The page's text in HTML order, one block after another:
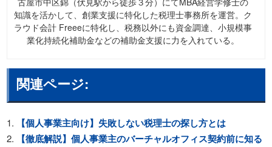
知識を活かして、創業支援に特化した税理士事務所を運営。ク
ラウド会計 Freeeに特化し、税務以外にも資金調達、小規模事
業化持続化補助金などの補助金支援に力を入れている。
関連ページ:
【個人事業主向け】失敗しない税理士の探し方とは
【徹底解説】個人事業主のバーチャルオフィス契約前に知る